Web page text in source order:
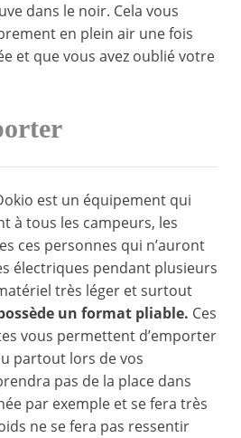
dans le noir. Cela vous
en plein air une fois
et que vous avez oublié votre
est un équipement qui
à tous les campeurs, les
ces personnes qui n’auront
électriques pendant plusieurs
très léger et surtout
un format pliable. Ces
vous permettent d’emporter
partout lors de vos
pas de la place dans
par exemple et se fera très
ne se fera pas ressentir